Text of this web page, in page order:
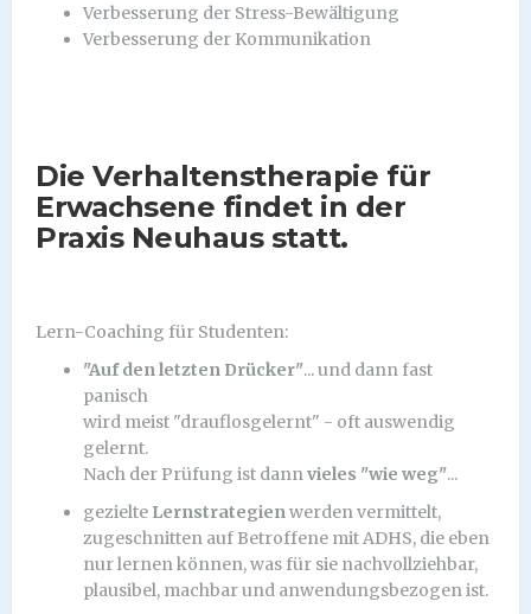
Verbesserung der Stress-Bewältigung
Verbesserung der Kommunikation
Die Verhaltenstherapie für
Erwachsene findet in der
Praxis Neuhaus statt.
Lern-Coaching für Studenten:
"Auf den letzten Drücker"... und dann fast
panisch
wird meist "drauflosgelernt" - oft auswendig
gelernt.
Nach der Prüfung ist dann vieles "wie weg"...
gezielte Lernstrategien werden vermittelt,
zugeschnitten auf Betroffene mit ADHS, die eben
nur lernen können, was für sie nachvollziehbar,
plausibel, machbar und anwendungsbezogen ist.